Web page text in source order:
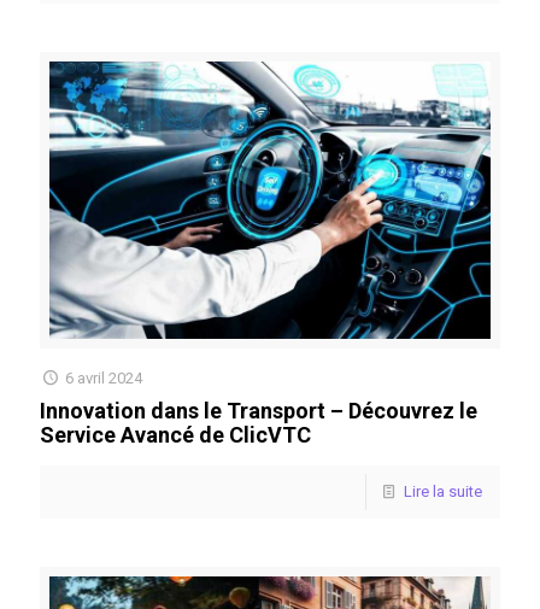
6 avril 2024
Innovation dans le Transport – Découvrez le
Service Avancé de ClicVTC
Lire la suite